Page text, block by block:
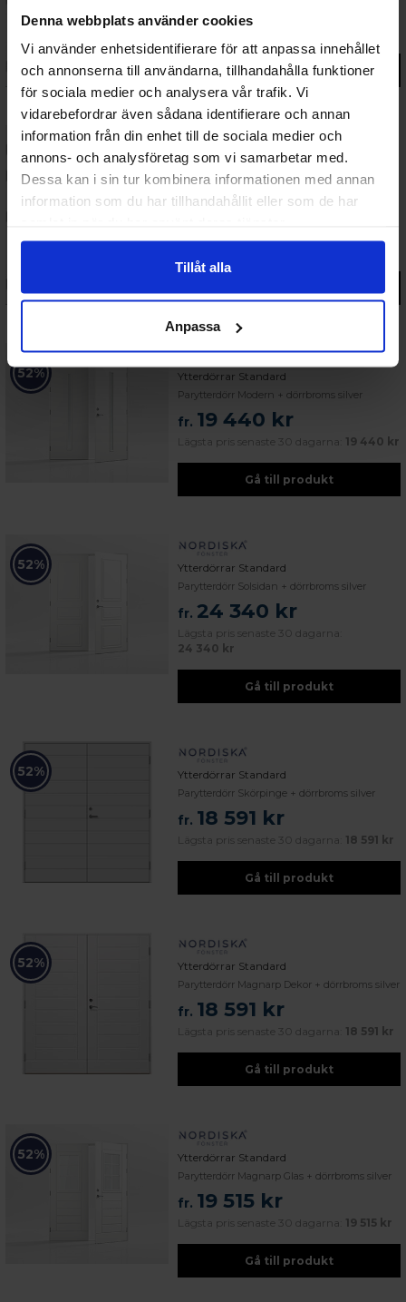
Denna webbplats använder cookies
Vi använder enhetsidentifierare för att anpassa innehållet
och annonserna till användarna, tillhandahålla funktioner
för sociala medier och analysera vår trafik. Vi
vidarebefordrar även sådana identifierare och annan
information från din enhet till de sociala medier och
annons- och analysföretag som vi samarbetar med.
Dessa kan i sin tur kombinera informationen med annan
information som du har tillhandahållit eller som de har
Tillåt alla
Anpassa
fr. 19 834 kr
Gå till produkt
52% Ytterdörrar Standard
Parytterdörr Nutid + dörrbroms silver
52% Ytterdörrar Standard
Parytterdörr Modern + dörrbroms silver
fr. 19 440 kr
Lägsta pris senaste 30 dagarna: 19 440 kr
Gå till produkt
52% Ytterdörrar Standard
Parytterdörr Solsidan + dörrbroms silver
fr. 24 340 kr
Lägsta pris senaste 30 dagarna:
24 340 kr
Gå till produkt
52% Ytterdörrar Standard
Parytterdörr Skörpinge + dörrbroms silver
fr. 18 591 kr
Lägsta pris senaste 30 dagarna: 18 591 kr
Gå till produkt
52% Ytterdörrar Standard
Parytterdörr Magnarp Dekor + dörrbroms silver
fr. 18 591 kr
Lägsta pris senaste 30 dagarna: 18 591 kr
Gå till produkt
52% Ytterdörrar Standard
Parytterdörr Magnarp Glas + dörrbroms silver
fr. 19 515 kr
Lägsta pris senaste 30 dagarna: 19 515 kr
Gå till produkt